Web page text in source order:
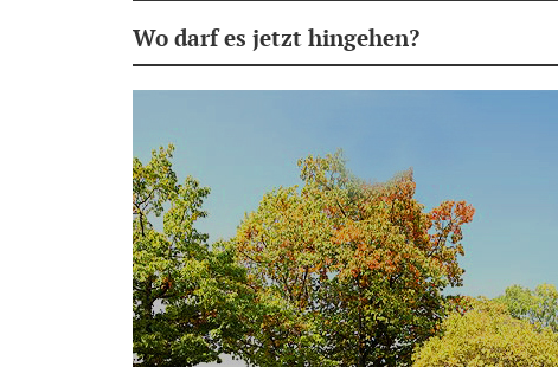
Wo darf es jetzt hingehen?